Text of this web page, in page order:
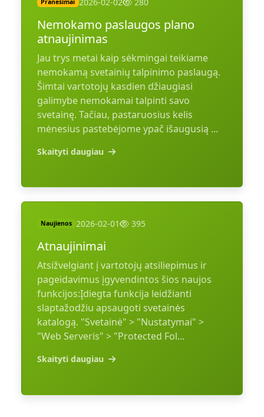
Pranešimai
Nemokamo paslaugos plano
atnaujinimas
Jau trys metai kaip sėkmingai teikiame
nemokamą svetainių talpinimo paslaugą.
Šimtai vartotojų kasdien džiaugiasi
galimybe nemokamai talpinti savo
svetainę. Tačiau, pastaruosius kelis
mėnesius pastebėjome ypač išaugusią ...
Skaityti daugiau
Naujienos 2026-02-01 395
Atnaujinimai
Atsižvelgiant į vartotojų atsiliepimus ir
pageidavimus įgyvendintos šios naujos
funkcijos:Įdiegta funkcija leidžianti
slaptažodžiu apsaugoti svetainės
katalogą. "Svetainė" > "Nustatymai" >
"Web Serveris" > "Protected Fol...
Skaityti daugiau